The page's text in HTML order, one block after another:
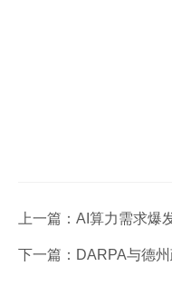
上一篇： AI算力需求爆
下一篇： DARPA与德